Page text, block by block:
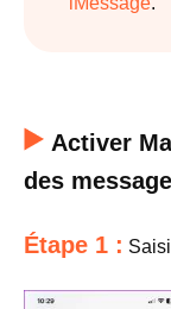
Activer
des
Étape 1 :